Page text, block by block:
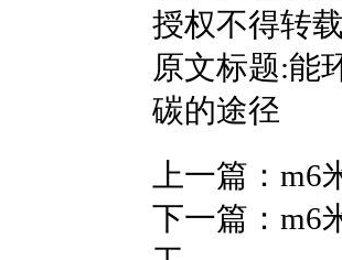
授权不得转
原文标题:能
碳的途径
上一篇： m6
下一篇： m6